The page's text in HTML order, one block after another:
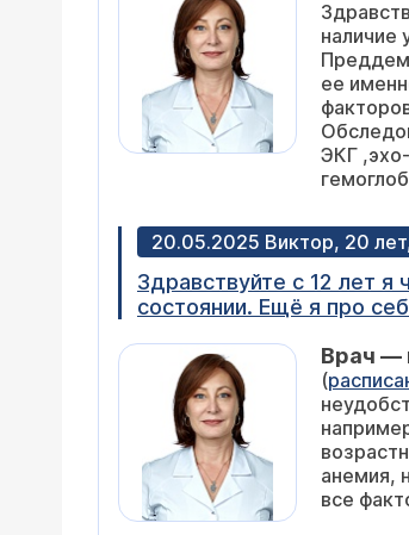
записаться. Последние узи сосудов шеи
Малый диаметр ПА
эктазия ВЯВ справа. Створки клапанов и стенка аорты уплотнены. Умеренно выраженные признаки гипертрофии миокарда
ЛЖ. Глобальная
Здравствуйте. Отягощенной наследственностью в плане развития
наличие у ближайших родственников инфаркта или инсульта в возрасте у женщин до 65 лет, у мужчин до 55 лет.
Преддеменция не является критерием. В остальном - просто
ее именно в институте
факторов риска , состояния обменных процессов,
ЭКГ ,эхо-КГ, УЗИ сосудов шеи,
20.05.2025 Виктор, 20
Здравствуйте с 12 лет
состоянии. Ещё я про
к ночи ,а как только я
раздражает очень
узнал,что у меня
Врач —
(
например кораксан.
возрастной
анемия, недостаток электролитов. Вам лучше обратиться к терапевту или кардиологу, чтобы врач, проанализировав